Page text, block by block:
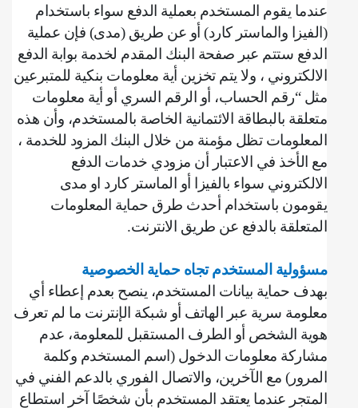
عندما يقوم المستخدم بعملية الدفع سواء باستخدام
(الفيزا والماستر كارد) أو عن طريق (مدى) فإن عملية
الدفع ستتم عبر صفحة البنك المقدم لخدمة بوابة الدفع
الالكتروني ، ولا يتم تخزين أية معلومات بنكية للمتبرعين
مثل “رقم الحساب، أو الرقم السري أو أية معلومات
متعلقة بالبطاقة الائتمانية الخاصة بالمستخدم، وأن هذه
المعلومات تظل مؤمنة من خلال البنك المزود للخدمة ،
مع الأخذ في الاعتبار أن مزودي خدمات الدفع
الالكتروني سواء بالفيزا أو الماستر كارد او مدى
يقومون باستخدام أحدث طرق حماية المعلومات
المتعلقة بالدفع عن طريق الانترنت.
مسؤولية المستخدم تجاه حماية الخصوصية
بهدف حماية بيانات المستخدم، ينصح بعدم إعطاء أي
معلومة سرية عبر الهاتف أو شبكة الإنترنت ما لم تعرف
هوية الشخص أو الطرف المستقبل للمعلومة، ‌‌عدم
مشاركة معلومات الدخول (اسم المستخدم وكلمة
المرور) مع الآخرين، ‌والاتصال الفوري بالدعم الفني في
المتجر عندما يعتقد المستخدم بأن شخصًا آخر استطاع